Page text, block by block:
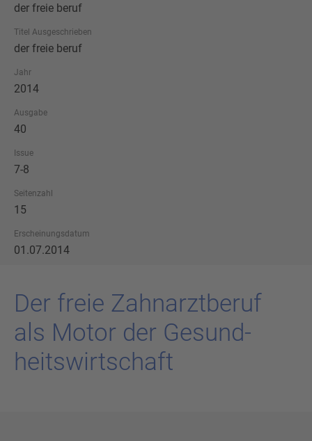
der freie beruf
Titel Ausgeschrieben
der freie beruf
Jahr
2014
Ausgabe
40
Issue
7-8
Seitenzahl
15
Erscheinungsdatum
01.07.2014
Der freie Zahn­arzt­be­ruf
als Motor der Ge­sund­
heits­wirt­schaft